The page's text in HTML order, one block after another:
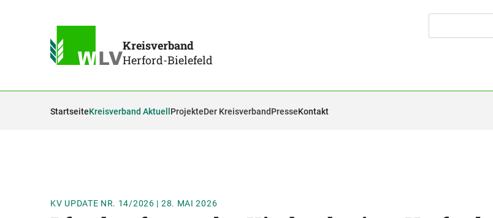
Kreisverband
Herford-Bielefeld
StartseiteKreisverband Aktuell ProjekteDer KreisverbandPresseKontakt
KV UPDATE NR. 14/2026 | 28. MAI 2026